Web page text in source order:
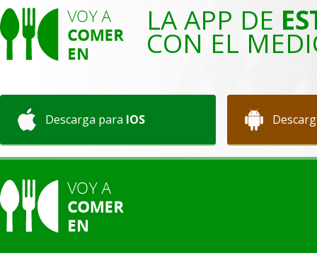
LA APP DE
CON EL
Descarga para IOS